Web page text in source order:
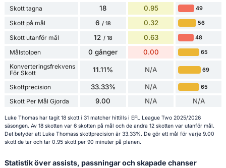
Skott tagna 18 0.95 49
Skott på mål 6 / 18 0.32 56
Skott utanför mål 12 / 18 0.63 48
Målstolpen 0 gånger 0.00 65
Konverteringsfrekvens
För Skott
11.11% N/A 69
Skottprecision 33.33% N/A 65
Skott Per Mål Gjorda 9.00 N/A N/A
Luke Thomas har tagit 18 skott i 31 matcher hittills i EFL League Two 2025/2026
säsongen. Av 18 skotten var 6 skotten på mål och de andra 12 skotten var utanför mål.
Det betyder att Luke Thomass skottprecision är 33.33%. De gör ett mål för varje 9.00
skott de tar och tar 0.95 skott per 90 minuter på planen.
Statistik över assists, passningar och skapade chanser